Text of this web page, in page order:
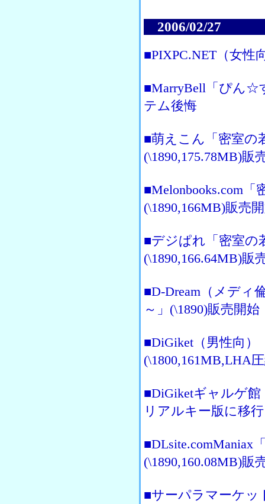
2006/02/27
■PIXPC.NET（女性
■MarryBell「ぴん☆
テム後悔
■萌えこん「密室の
(\1890,175.78MB)販
■Melonbooks.com
(\1890,166MB)販売
■デジぱれ「密室の
(\1890,166.64MB)販
■D-Dream（メディ
～」(\1890)販売開始
■DiGiket（男性向）
(\1800,161MB,LHA
■DiGiketギャルゲ
リアルキー版に移行
■DLsite.comManiax
(\1890,160.08MB)販
■サーパラマーケッ